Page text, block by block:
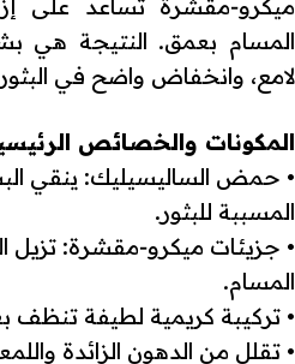
ميكرو‑مقشرة تساعد على
المسام بعمق. النتيجة هي
لامع، وانخفاض واضح في
المكونات والخصائص
• حمض الساليسيليك: ينقي
المسببة للبثور.
• جزيئات ميكرو‑مقشرة: تزيل
المسام.
• تركيبة كريمية لطيفة
• تقلل من الدهون الزائدة